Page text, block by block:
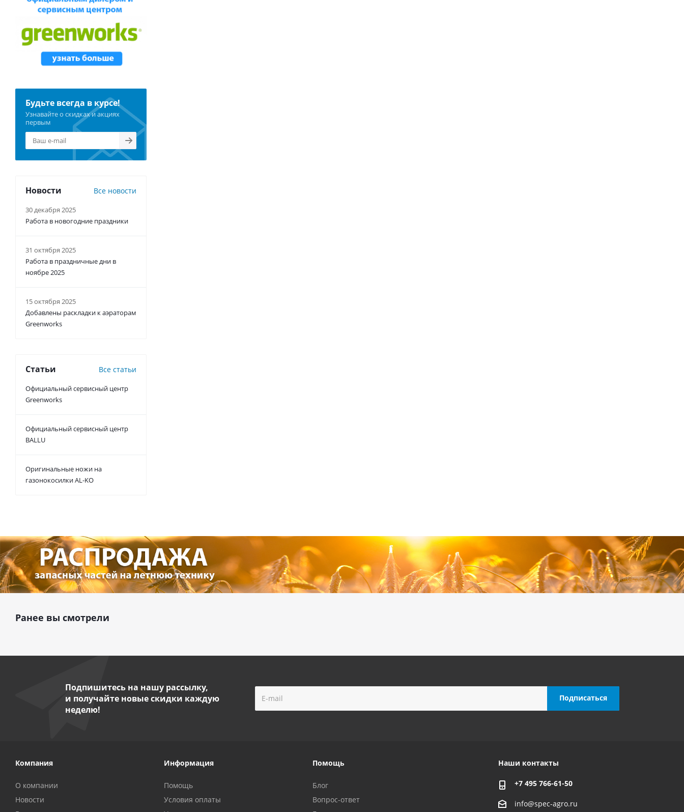
Будьте всегда в курсе!
Узнавайте о скидках и акциях
первым
Новости Все новости
30 декабря 2025
Работа в новогодние праздники
31 октября 2025
Работа в праздничные дни в
ноябре 2025
15 октября 2025
Добавлены раскладки к аэраторам
Greenworks
Статьи Все статьи
Официальный сервисный центр
Greenworks
Официальный сервисный центр
BALLU
Оригинальные ножи на
газонокосилки AL-KO
Ранее вы смотрели
Подпишитесь на нашу рассылку,
и получайте новые скидки каждую
неделю!
Компания
О компании
Новости
Информация
Помощь
Условия оплаты
Помощь
Блог
Вопрос-ответ
Наши контакты
+7 495 766-61-50
info@spec-agro.ru